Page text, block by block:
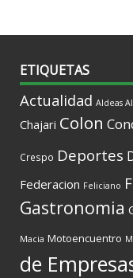
ETIQUETAS
Actualidad Aldeas
Chajari Colon
Crespo Deportes
Federacion Feliciano
Gastronomia
Macia Motoencuentro
de